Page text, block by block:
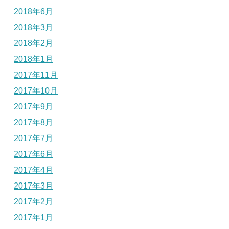
2018年6月
2018年3月
2018年2月
2018年1月
2017年11月
2017年10月
2017年9月
2017年8月
2017年7月
2017年6月
2017年4月
2017年3月
2017年2月
2017年1月